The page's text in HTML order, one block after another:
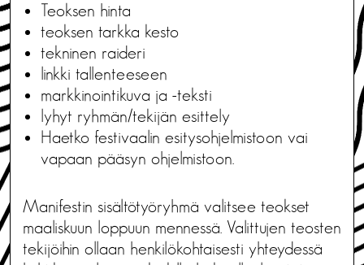
Teoksen hinta
teoksen tarkka kesto
tekninen raideri
linkki tallenteeseen
markkinointikuva ja -teksti
lyhyt ryhmän/tekijän esittely
Haetko festivaalin esitysohjelmistoon vai
vapaan pääsyn ohjelmistoon.
Manifestin sisältötyöryhmä valitsee teokset
maaliskuun loppuun mennessä. Valittujen teosten
tekijöihin ollaan henkilökohtaisesti yhteydessä